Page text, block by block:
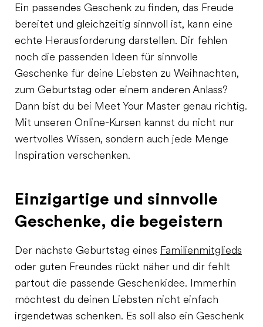
Ein passendes Geschenk zu finden, das Freude
bereitet und gleichzeitig sinnvoll ist, kann eine
echte Herausforderung darstellen. Dir fehlen
noch die passenden Ideen für sinnvolle
Geschenke für deine Liebsten zu Weihnachten,
zum Geburtstag oder einem anderen Anlass?
Dann bist du bei Meet Your Master genau richtig.
Mit unseren Online-Kursen kannst du nicht nur
wertvolles Wissen, sondern auch jede Menge
Inspiration verschenken.
Einzigartige und sinnvolle
Geschenke, die begeistern
Der nächste Geburtstag eines Familienmitglieds
oder guten Freundes rückt näher und dir fehlt
partout die passende Geschenkidee. Immerhin
möchtest du deinen Liebsten nicht einfach
irgendetwas schenken. Es soll also ein Geschenk